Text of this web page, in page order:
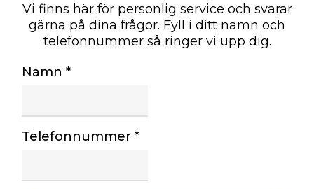
Vi finns här för personlig service och svarar
gärna på dina frågor. Fyll i ditt namn och
telefonnummer så ringer vi upp dig.
Namn *
Telefonnummer *